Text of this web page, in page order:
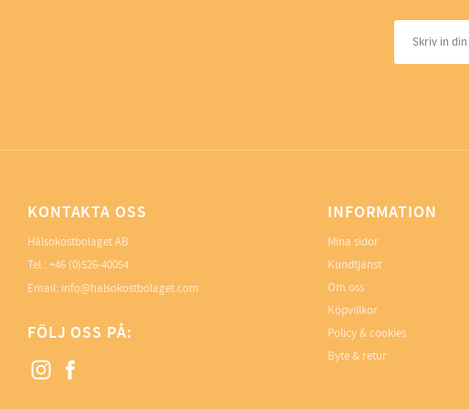
KONTAKTA OSS
Hälsokostbolaget AB
Tel.: +46 (0)526-40054
Email: info@halsokostbolaget.com
FÖLJ OSS PÅ:
INFORMATION
Mina sidor
Kundtjänst
Om oss
Köpvillkor
Policy & cookies
Byte & retur